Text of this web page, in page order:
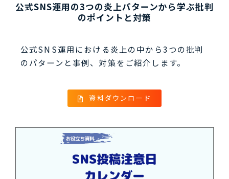
公式SNS運用の3つの炎上パターンから学ぶ批判
のポイントと対策
公式SNS運用における炎上の中から3つの批判
のパターンと事例、対策をご紹介します。
資料ダウンロード